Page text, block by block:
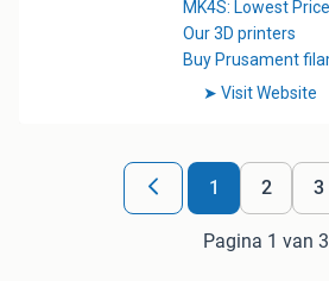
1 2 3
Pagina 1 van 3